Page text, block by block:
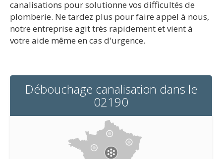
canalisations pour solutionne vos difficultés de
plomberie. Ne tardez plus pour faire appel à nous,
notre entreprise agit très rapidement et vient à
votre aide même en cas d'urgence.
Débouchage canalisation dans le
02190